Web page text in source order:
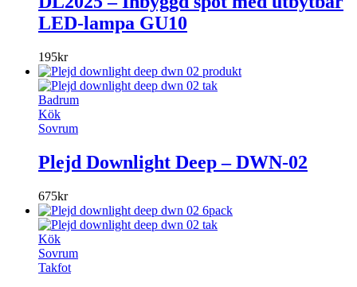
LED-lampa GU10
195kr
Badrum
Kök
Sovrum
Plejd Downlight Deep – DWN-02
675kr
Kök
Sovrum
Takfot